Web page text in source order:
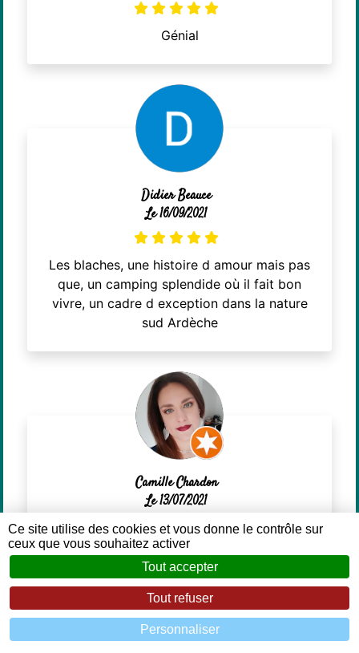
Génial
Didier Beauce
Le 16/09/2021
Les blaches, une histoire d amour mais pas
que, un camping splendide où il fait bon
vivre, un cadre d exception dans la nature
sud Ardèche
Camille Chardon
Le 13/07/2021
Camping au top ! J'y vais tous les ans, jamais
déçue !
Ce site utilise des cookies et vous donne le contrôle sur
ceux que vous souhaitez activer
Tout accepter
Tout refuser
Personnaliser